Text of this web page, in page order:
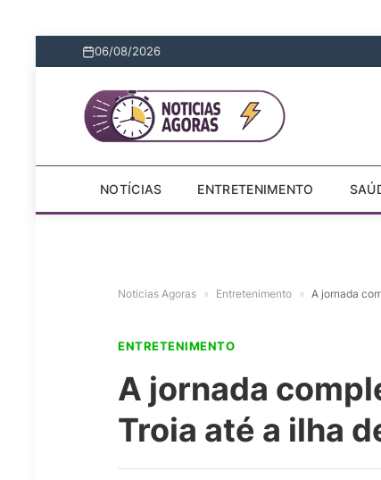
06/08/2026
NOTÍCIAS ENTRETENIMENTO
Noticias Agoras » Entretenimento » A jornada
ENTRETENIMENTO
A jornada
Troia até a ilha